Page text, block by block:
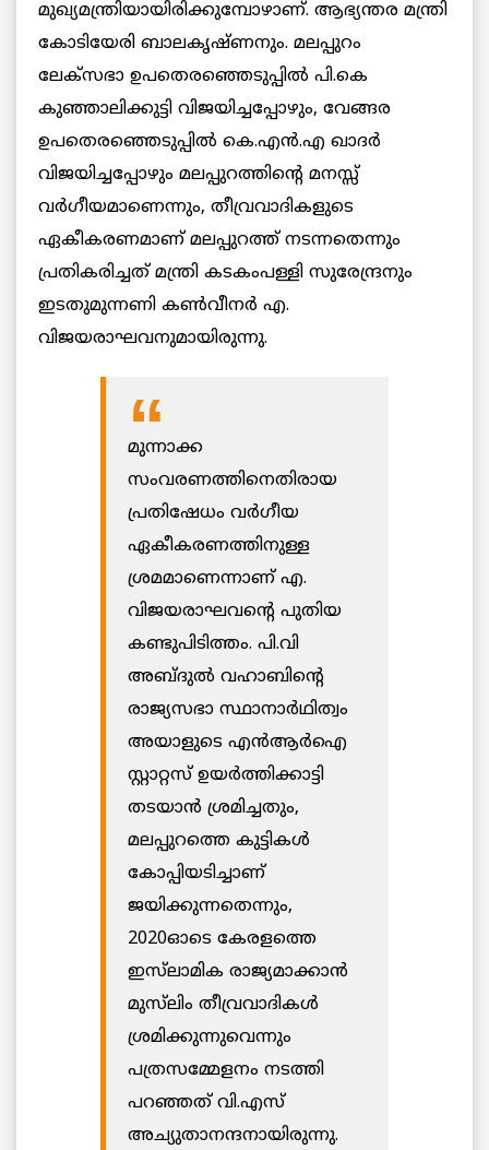
മുഖ്യമന്ത്രിയായിരിക്കുമ്പോഴാണ്. ആഭ്യന്തര മന്ത്രി
കോടിയേരി ബാലകൃഷ്ണനും. മലപ്പുറം
ലേക്സഭാ ഉപതെരഞ്ഞെടുപ്പില്‍ പി.കെ
കുഞ്ഞാലിക്കുട്ടി വിജയിച്ചപ്പോഴും, വേങ്ങര
ഉപതെരഞ്ഞെടുപ്പില്‍ കെ.എന്‍.എ ഖാദര്‍
വിജയിച്ചപ്പോഴും മലപ്പുറത്തിന്റെ മനസ്സ്
വര്‍ഗീയമാണെന്നും, തീവ്രവാദികളുടെ
ഏകീകരണമാണ് മലപ്പുറത്ത് നടന്നതെന്നും
പ്രതികരിച്ചത് മന്ത്രി കടകംപള്ളി സുരേന്ദ്രനും
ഇടതുമുന്നണി കണ്‍വീനര്‍ എ.
വിജയരാഘവനുമായിരുന്നു.
മുന്നാക്ക
സംവരണത്തിനെതിരായ
പ്രതിഷേധം വര്‍ഗീയ
ഏകീകരണത്തിനുള്ള
ശ്രമമാണെന്നാണ് എ.
വിജയരാഘവന്റെ പുതിയ
കണ്ടുപിടിത്തം. പി.വി
അബ്ദുല്‍ വഹാബിന്റെ
രാജ്യസഭാ സ്ഥാനാര്‍ഥിത്വം
അയാളുടെ എന്‍ആര്‍ഐ
സ്റ്റാറ്റസ് ഉയര്‍ത്തിക്കാട്ടി
തടയാന്‍ ശ്രമിച്ചതും,
മലപ്പുറത്തെ കുട്ടികള്‍
കോപ്പിയടിച്ചാണ്
ജയിക്കുന്നതെന്നും,
2020ഓടെ കേരളത്തെ
ഇസ്‌ലാമിക രാജ്യമാക്കാന്‍
മുസ്‌ലിം തീവ്രവാദികള്‍
ശ്രമിക്കുന്നുവെന്നും
പത്രസമ്മേളനം നടത്തി
പറഞ്ഞത് വി.എസ്
അച്യുതാനന്ദനായിരുന്നു.